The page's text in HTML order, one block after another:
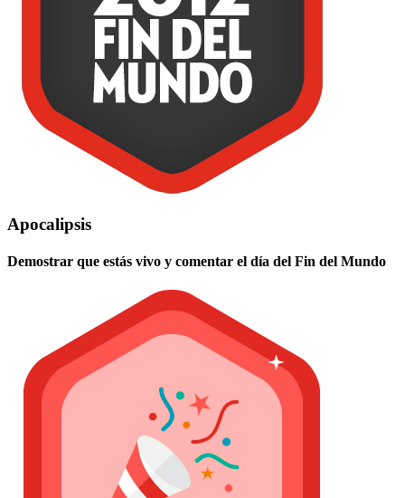
Apocalipsis
Demostrar que estás vivo y comentar el día del Fin del Mundo